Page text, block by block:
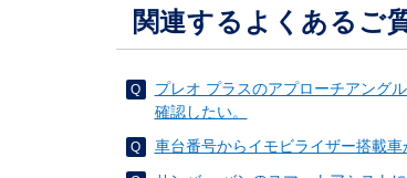
関連するよくあるご
プレオ プラスのアプローチアング
確認したい。
車台番号からイモビライザー搭載車